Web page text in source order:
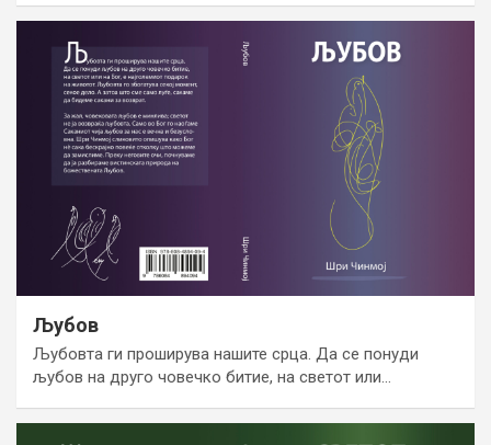
Љубов
Љубовта ги проширува нашите срца. Да се понуди
љубов на друго човечко битие, на светот или…